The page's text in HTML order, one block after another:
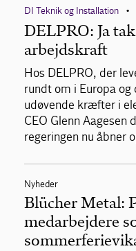
DI Teknik og Installation •
DELPRO: Ja
arbejdskraft
Hos DELPRO, der
rundt om i Europa
udøvende kræfter i
CEO Glenn Aagesen
regeringen nu åbner
Nyheder
Blücher Metal:
medarbejdere